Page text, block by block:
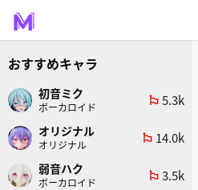
おすすめキャラ
初音ミク
ボーカロイド
emoji_flags 5.3k
オリジナル
オリジナル
emoji_flags 14.0k
弱音ハク
ボーカロイド
emoji_flags 3.5k